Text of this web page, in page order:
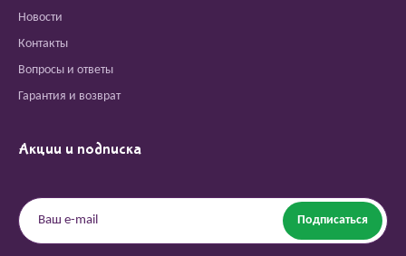
Новости
Контакты
Вопросы и ответы
Гарантия и возврат
Акции и подписка
Подписаться